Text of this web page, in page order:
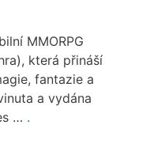
MMORPG
která přináší
fantazie a
a vydána
… .